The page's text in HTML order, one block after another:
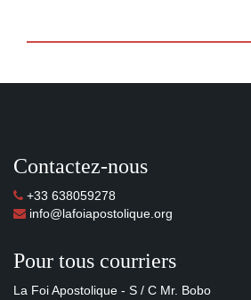
Contactez-nous
+33 638059278
info@lafoiapostolique.org
Pour tous courriers
La Foi Apostolique - S / C Mr. Bobo